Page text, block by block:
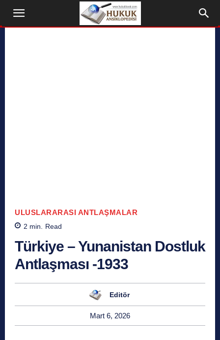
ULUSLARARASI ANTLAŞMALAR
2 min. Read
Türkiye – Yunanistan Dostluk
Antlaşması -1933
Editör
Mart 6, 2026